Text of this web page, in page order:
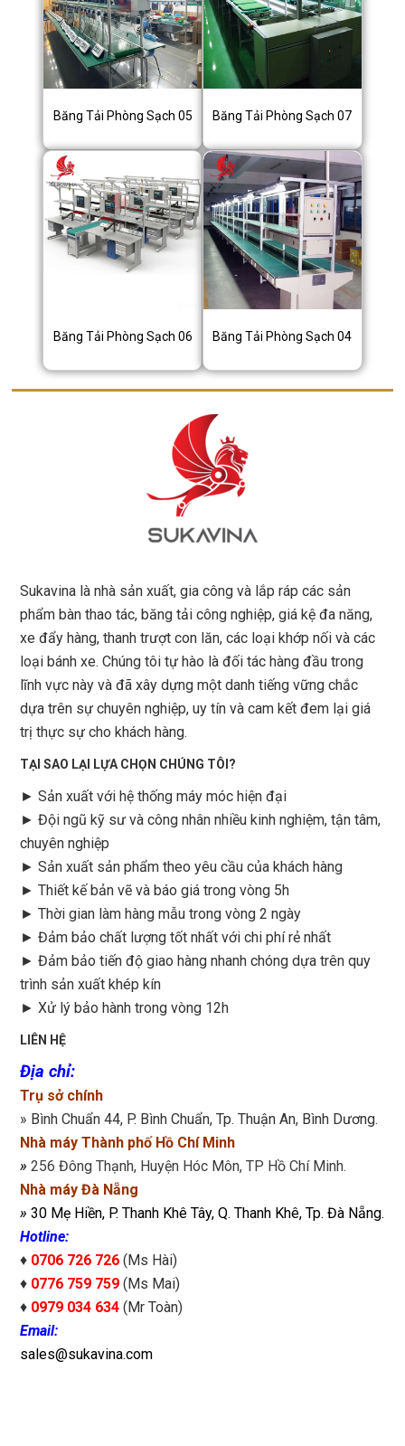
Băng Tải Phòng Sạch 05 Băng Tải Phòng Sạch 07
Băng Tải Phòng Sạch 06 Băng Tải Phòng Sạch 04
Sukavina là nhà sản xuất, gia công và lắp ráp các sản
phẩm bàn thao tác, băng tải công nghiệp, giá kệ đa năng,
xe đẩy hàng, thanh trượt con lăn, các loại khớp nối và các
loại bánh xe. Chúng tôi tự hào là đối tác hàng đầu trong
lĩnh vực này và đã xây dựng một danh tiếng vững chắc
dựa trên sự chuyên nghiệp, uy tín và cam kết đem lại giá
trị thực sự cho khách hàng.
TẠI SAO LẠI LỰA CHỌN CHÚNG TÔI?
► Sản xuất với hệ thống máy móc hiện đại
► Đội ngũ kỹ sư và công nhân nhiều kinh nghiệm, tận tâm,
chuyên nghiệp
► Sản xuất sản phẩm theo yêu cầu của khách hàng
► Thiết kế bản vẽ và báo giá trong vòng 5h
► Thời gian làm hàng mẫu trong vòng 2 ngày
► Đảm bảo chất lượng tốt nhất với chi phí rẻ nhất
► Đảm bảo tiến độ giao hàng nhanh chóng dựa trên quy
trình sản xuất khép kín
► Xử lý bảo hành trong vòng 12h
LIÊN HỆ
Địa chỉ:
Trụ sở chính
» Bình Chuẩn 44, P. Bình Chuẩn, Tp. Thuận An, Bình Dương.
Nhà máy Thành phố Hồ Chí Minh
» 256 Đông Thạnh, Huyện Hóc Môn, TP Hồ Chí Minh.
Nhà máy Đà Nẵng
» 30 Mẹ Hiền, P. Thanh Khê Tây, Q. Thanh Khê, Tp. Đà Nẵng.
Hotline:
♦ 0706 726 726(Ms Hài)
♦ 0776 759 759(Ms Mai)
♦ 0979 034 634 (Mr Toàn)
Email:
sales@sukavina.com